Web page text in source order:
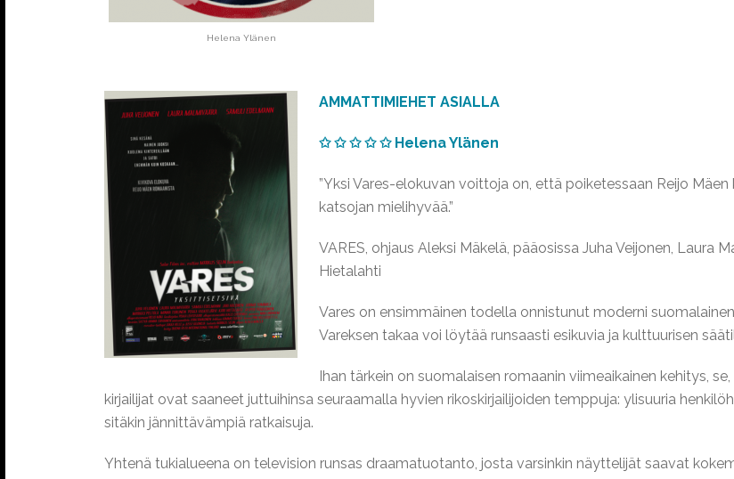
Helena Ylänen
AMMATTIMIEHET ASIALLA
✩ ✩ ✩ ✩ ✩ Helena Ylänen
”Yksi Vares-elokuvan voittoja on, että poiketessaan Reijo
katsojan mielihyvää.”
VARES, ohjaus Aleksi Mäkelä, pääosissa Juha Veijonen, Laura
Hietalahti
Vares on ensimmäinen todella onnistunut moderni
Vareksen takaa voi löytää runsaasti esikuvia ja kulttuurisen
Ihan tärkein on suomalaisen romaanin viimeaikainen kehitys,
kirjailijat ovat saaneet juttuihinsa seuraamalla hyvien rikoskirjailijoiden temppuja: ylisuuria
sitäkin jännittävämpiä ratkaisuja.
Yhtenä tukialueena on television runsas draamatuotanto, josta varsinkin näyttelijät saavat